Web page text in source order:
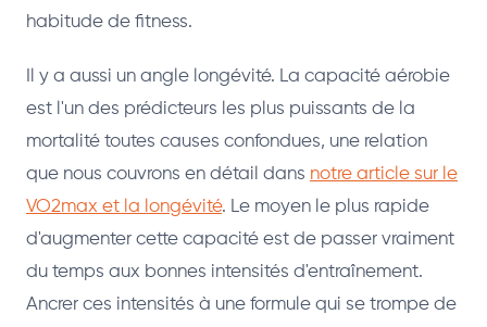
habitude de fitness.
Il y a aussi un angle longévité. La capacité aérobie
est l'un des prédicteurs les plus puissants de la
mortalité toutes causes confondues, une relation
que nous couvrons en détail dans notre article sur le
VO2max et la longévité. Le moyen le plus rapide
d'augmenter cette capacité est de passer vraiment
du temps aux bonnes intensités d'entraînement.
Ancrer ces intensités à une formule qui se trompe de